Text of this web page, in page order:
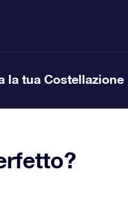
la tua Costellazione